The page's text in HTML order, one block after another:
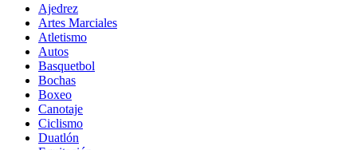
Ajedrez
Artes Marciales
Atletismo
Autos
Basquetbol
Bochas
Boxeo
Canotaje
Ciclismo
Duatlón